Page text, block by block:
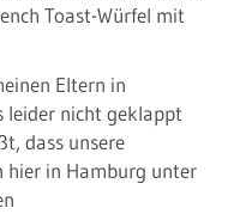
Toast-Würfel mit
Eltern in
leider nicht geklappt
dass unsere
hier in Hamburg unter